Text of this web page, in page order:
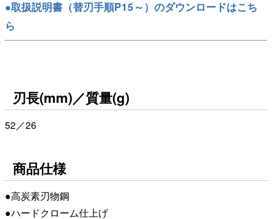
●取扱説明書（替刃手順P15～）のダウンロードはこち
ら
刃長(mm)／質量(g)
52／26
商品仕様
●高炭素刃物鋼
●ハードクローム仕上げ